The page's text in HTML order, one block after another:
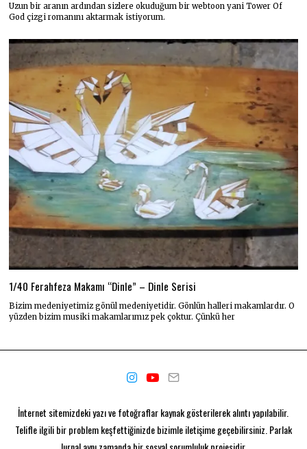
Uzun bir aranın ardından sizlere okuduğum bir webtoon yani Tower Of
God çizgi romanını aktarmak istiyorum.
1/40 Ferahfeza Makamı “Dinle” – Dinle Serisi
Bizim medeniyetimiz gönül medeniyetidir. Gönlün halleri makamlardır. O
yüzden bizim musiki makamlarımız pek çoktur. Çünkü her
İnternet sitemizdeki yazı ve fotoğraflar kaynak gösterilerek alıntı yapılabilir.
Telifle ilgili bir problem keşfettiğinizde bizimle iletişime geçebilirsiniz. Parlak